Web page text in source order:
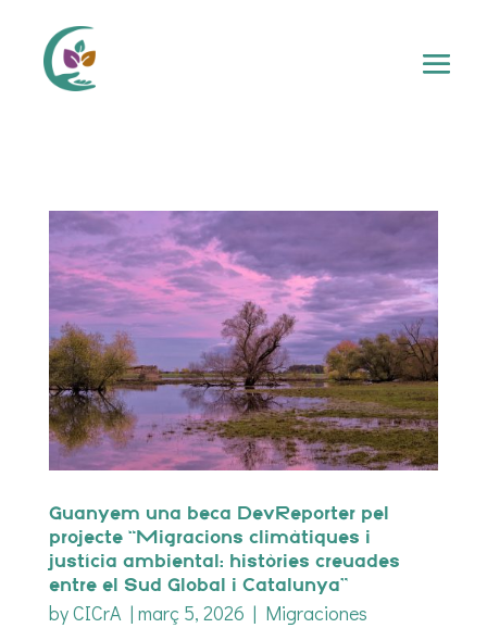
Guanyem una beca DevReporter pel
projecte “Migracions climàtiques i
justícia ambiental: històries creuades
entre el Sud Global i Catalunya”
byCICrA| març 5, 2026 | Migraciones